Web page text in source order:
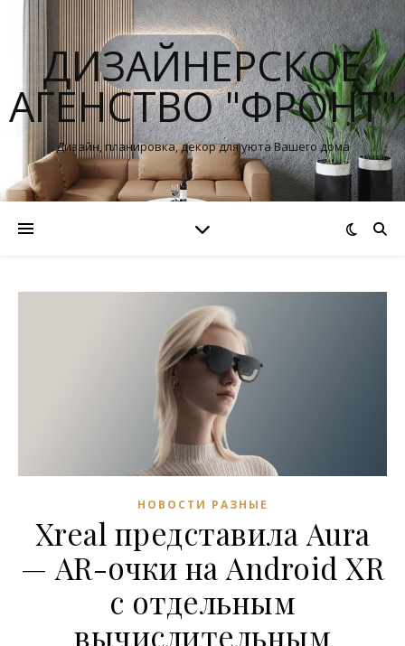
ДИЗАЙНЕРСКОЕ
АГЕНСТВО "ФРОНТ"
Дизайн, планировка, декор для уюта Вашего дома
НОВОСТИ РАЗНЫЕ
Xreal представила Aura
— AR-очки на Android XR
с отдельным
вычислительным